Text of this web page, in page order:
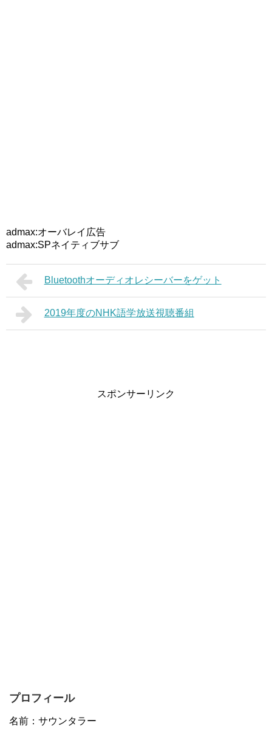
admax:オーバレイ広告
admax:SPネイティブサブ
Bluetoothオーディオレシーバーをゲット
2019年度のNHK語学放送視聴番組
スポンサーリンク
プロフィール
名前：サウンタラー